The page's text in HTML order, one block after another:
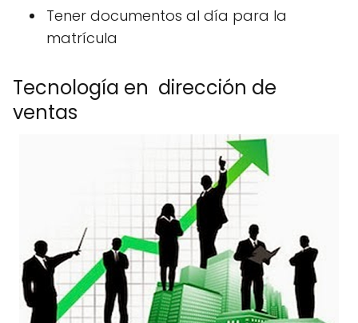
Tener documentos al día para la
matrícula
Tecnología en dirección de
ventas